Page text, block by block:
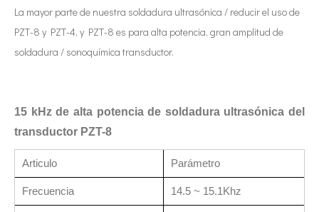
La mayor parte de nuestra soldadura ultrasónica / reducir el uso de
PZT-8 y PZT-4, y PZT-8 es para alta potencia, gran amplitud de
soldadura / sonoquímica transductor.
15 kHz de alta potencia de soldadura ultrasónica del
transductor PZT-8
Articulo Parámetro
Frecuencia 14.5 ~ 15.1Khz